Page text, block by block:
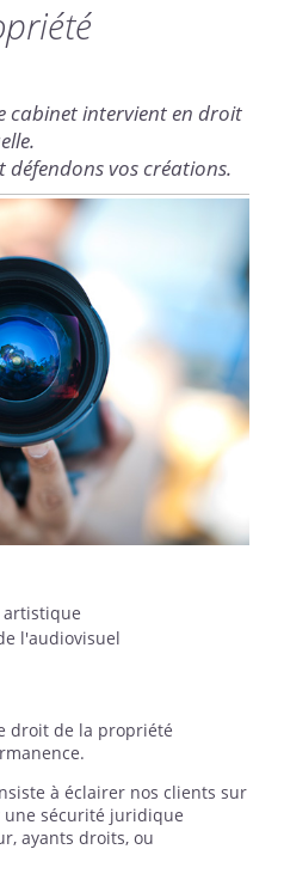
cabinet intervient en droit
défendons vos créations.
l'audiovisuel
droit de la propriété
à éclairer nos clients sur
sécurité juridique
ayants droits, ou